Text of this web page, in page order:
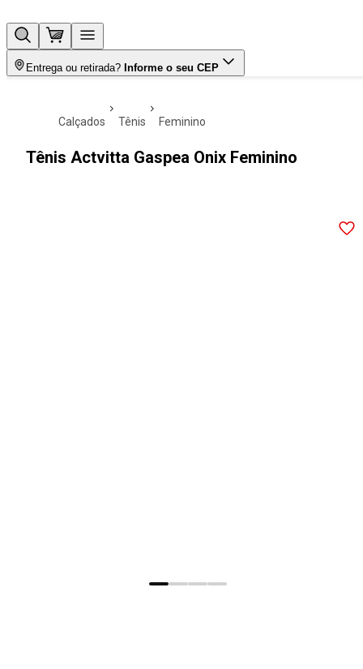
Entrega ou retirada? Informe o seu CEP
calçados tênis feminino
Tênis Actvitta Gaspea Onix Feminino